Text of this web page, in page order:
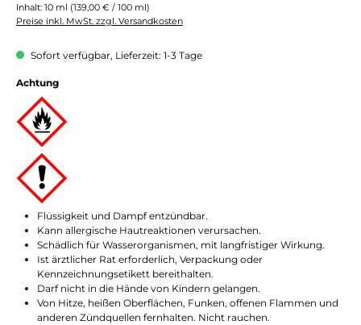
Inhalt: 10 ml (139,00 € / 100 ml)
Preise inkl. MwSt. zzgl. Versandkosten
Sofort verfügbar, Lieferzeit: 1-3 Tage
Achtung
Flüssigkeit und Dampf entzündbar.
Kann allergische Hautreaktionen verursachen.
Schädlich für Wasserorganismen, mit langfristiger Wirkung.
Ist ärztlicher Rat erforderlich, Verpackung oder
Kennzeichnungsetikett bereithalten.
Darf nicht in die Hände von Kindern gelangen.
Von Hitze, heißen Oberflächen, Funken, offenen Flammen und
anderen Zündquellen fernhalten. Nicht rauchen.